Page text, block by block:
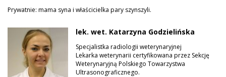
Prywatnie: mama syna i właścicielka pary szynszyli.
lek. wet. Katarzyna Godzielińska
Specjalistka radiologii weterynaryjnej
Lekarka weterynarii certyfikowana przez Sekcję
Weterynaryjną Polskiego Towarzystwa
Ultrasonograficznego.